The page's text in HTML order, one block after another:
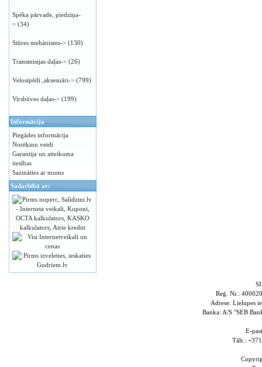
Spēka pārvade, piedziņa-
> (34)
Stūres mehānisms-> (130)
Transmisijas daļas-> (26)
Velosipēdi ,aksesuāri-> (799)
Virsbūves daļas-> (199)
Informācija
Piegādes informācija
Norēķinu veidi
Garantija un atteikuma
tiesības
Sazināties ar mums
Sadarbībā ar:
Reģ. Nr.:
Adrese: Lielupes
Banka: A/S "SEB
E-
Tālr.: